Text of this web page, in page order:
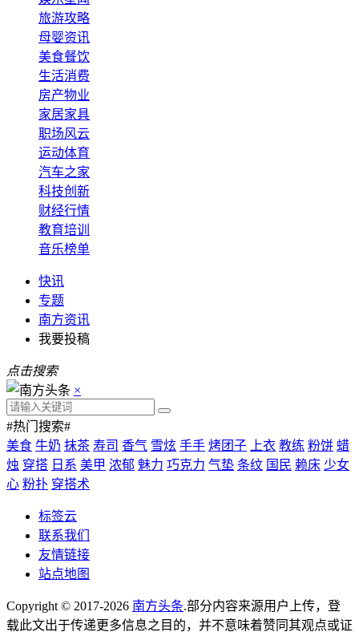
旅游攻略
母婴资讯
美食餐饮
生活消费
房产物业
家居家具
职场风云
运动体育
汽车之家
科技创新
财经行情
教育培训
音乐榜单
快讯
专题
南方资讯
我要投稿
点击搜索
×
#热门搜索#
美食 牛奶 抹茶 寿司 香气 雪炫 手手 烤团子 上衣 教练 粉饼 蜡
烛 穿搭 日系 美甲 浓郁 魅力 巧克力 气垫 条纹 国民 赖床 少女
心 粉扑 穿搭术
标签云
联系我们
友情链接
站点地图
Copyright © 2017-2026 南方头条.部分内容来源用户上传，登
载此文出于传递更多信息之目的，并不意味着赞同其观点或证